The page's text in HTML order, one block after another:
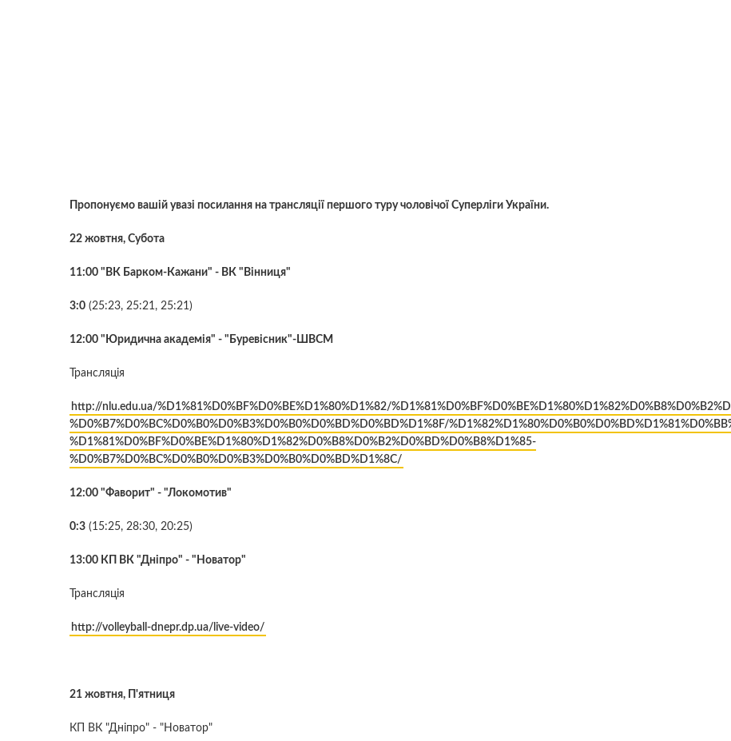
Пропонуємо вашій увазі посилання на трансляцiї першого туру чоловiчої Суперлiги України.
22 жовтня, Субота
11:00 "ВК Барком-Кажани" - ВК "Вінниця"
3:0 (25:23, 25:21, 25:21)
12:00 "Юридична академія" - "Буревісник"-ШВСМ
Трансляцiя
http://nlu.edu.ua/%D1%81%D0%BF%D0%BE%D1%80%D1%82/
%D0%B7%D0%BC%D0%B0%D0%B3%D0%B0%D0%BD%D0%BD%D1%8F/
%D1%81%D0%BF%D0%BE%D1%80%D1%82%D0%B8%D0%B2%D0%BD%D0%B8%D1%85-
%D0%B7%D0%BC%D0%B0%D0%B3%D0%B0%D0%BD%D1%8C/
12:00 "Фаворит" - "Локомотив"
0:3 (15:25, 28:30, 20:25)
13:00 КП ВК "Дніпро" - "Новатор"
Трансляцiя
http://volleyball-dnepr.dp.ua/live-video/
21 жовтня, П'ятниця
КП ВК "Дніпро" - "Новатор"